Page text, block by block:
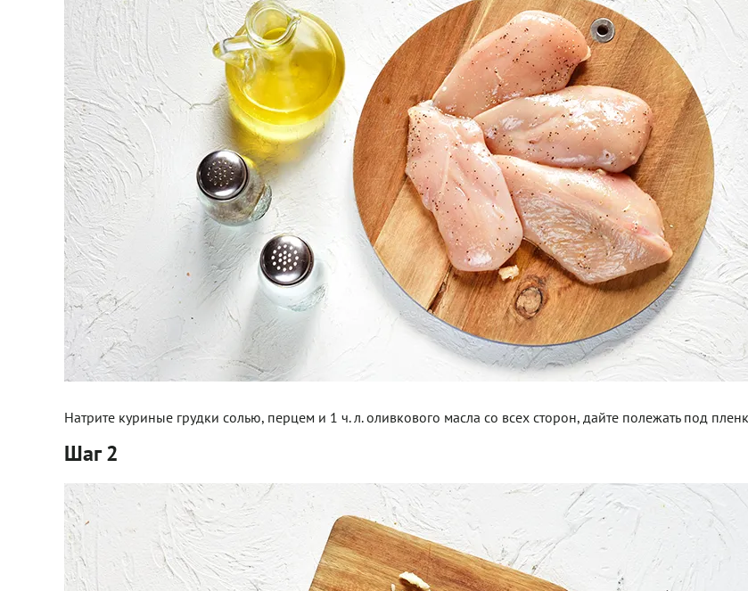
Натрите куриные грудки солью, перцем и 1 ч. л. оливкового масла со всех сторон, дайте полежать под
Шаг 2